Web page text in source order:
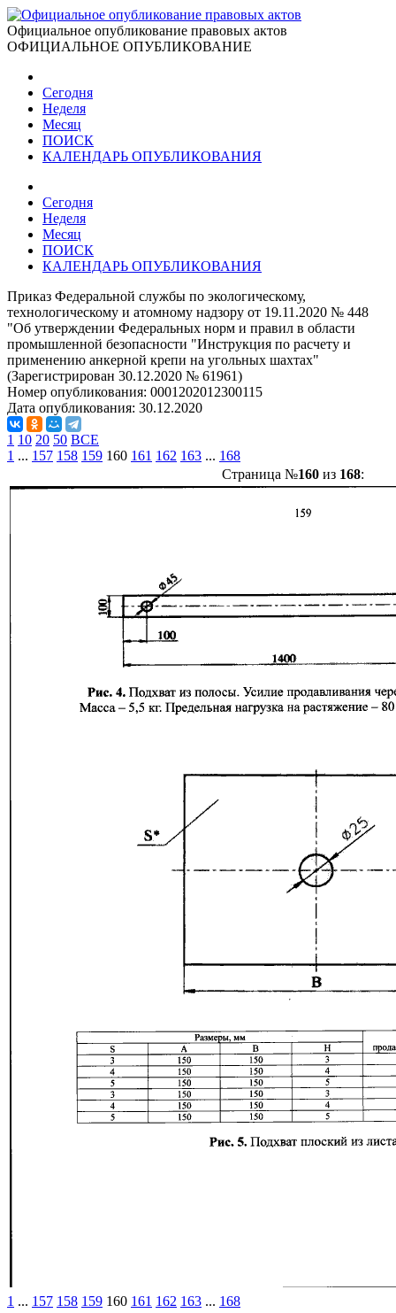
Официальное опубликование правовых актов
ОФИЦИАЛЬНОЕ ОПУБЛИКОВАНИЕ
Сегодня
Неделя
Месяц
ПОИСК
КАЛЕНДАРЬ ОПУБЛИКОВАНИЯ
Сегодня
Неделя
Месяц
ПОИСК
КАЛЕНДАРЬ ОПУБЛИКОВАНИЯ
Приказ Федеральной службы по экологическому,
технологическому и атомному надзору от 19.11.2020 № 448
"Об утверждении Федеральных норм и правил в области
промышленной безопасности "Инструкция по расчету и
применению анкерной крепи на угольных шахтах"
(Зарегистрирован 30.12.2020 № 61961)
Номер опубликования: 0001202012300115
Дата опубликования: 30.12.2020
1 10 20 50 ВСЕ
1 ... 157 158 159 160 161 162 163 ... 168
Страница №160из 168:
1 ... 157 158 159 160 161 162 163 ... 168